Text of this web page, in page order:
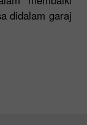
didalam garaj